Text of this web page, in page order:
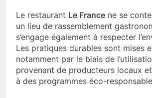
Le restaurant Le France ne se
un lieu de rassemblement
s’engage également à respecter
Les pratiques durables sont mises
notamment par le biais de
provenant de producteurs locaux et
à des programmes éco-